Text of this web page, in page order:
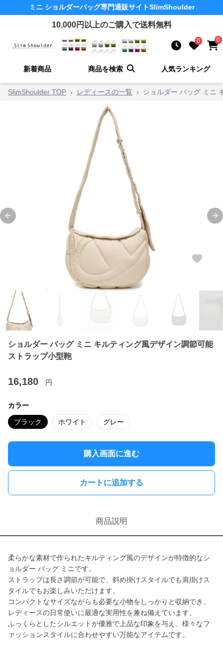
ミニ ショルダーバッグ専門通販サイトSlimShoulder
10,000円以上のご購入で送料無料
0 0
新着商品 商品を検索 人気ランキング
SlimShoulder TOP › レディースの一覧 › ショルダー バッグ ミニ
Previous slide
ショルダー バッグ ミニ キルティング風デザイン調節可能
ストラップ小型鞄
16,180 円
カラー
ブラック ホワイト グレー
購入画面に進む
カートに追加する
商品説明
柔らかな素材で作られたキルティング風のデザインが特徴的なシ
ョルダー バッグ ミニです。
ストラップは長さ調節が可能で、斜め掛けスタイルでも肩掛けス
タイルでもお楽しみいただけます。
コンパクトなサイズながらも必要な小物をしっかりと収納でき、
レディースの日常使いに最適な実用性を兼ね備えています。
ふっくらとしたシルエットが優雅で上品な印象を与え、様々なフ
ァッションスタイルに合わせやすい万能なアイテムです。